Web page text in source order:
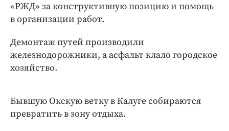
«РЖД» за конструктивную позицию и помощь
в организации работ.
Демонтаж путей производили
железнодорожники, а асфальт клало городское
хозяйство.
Бывшую Окскую ветку в Калуге собираются
превратить в зону отдыха.